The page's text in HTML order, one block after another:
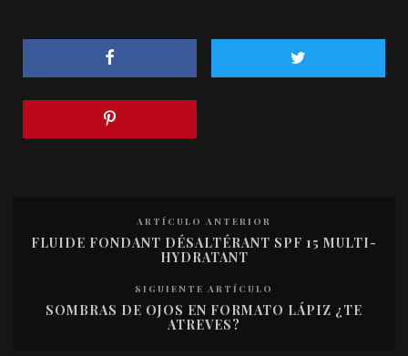
ARTÍCULO ANTERIOR
FLUIDE FONDANT DÉSALTÉRANT SPF 15 MULTI-
HYDRATANT
SIGUIENTE ARTÍCULO
SOMBRAS DE OJOS EN FORMATO LÁPIZ ¿TE
ATREVES?